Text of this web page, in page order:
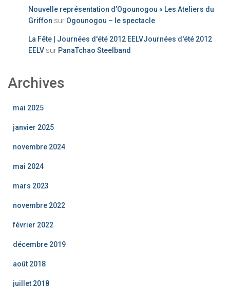
Nouvelle représentation d’Ogounogou « Les Ateliers du
Griffon sur Ogounogou – le spectacle
La Fête | Journées d'été 2012 EELVJournées d'été 2012
EELV sur PanaTchao Steelband
Archives
mai 2025
janvier 2025
novembre 2024
mai 2024
mars 2023
novembre 2022
février 2022
décembre 2019
août 2018
juillet 2018